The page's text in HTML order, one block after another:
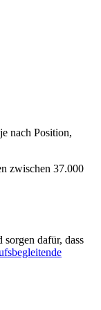
nach Position,
zwischen 37.000
dafür, dass